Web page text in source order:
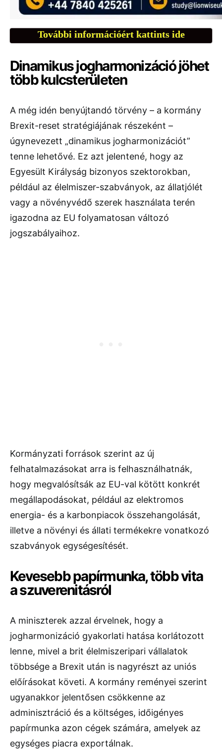
További információért kattints ide
Dinamikus jogharmonizáció jöhet
több kulcsterületen
A még idén benyújtandó törvény – a kormány
Brexit-reset stratégiájának részeként –
úgynevezett „dinamikus jogharmonizációt”
tenne lehetővé. Ez azt jelentené, hogy az
Egyesült Királyság bizonyos szektorokban,
például az élelmiszer-szabványok, az állatjólét
vagy a növényvédő szerek használata terén
igazodna az EU folyamatosan változó
jogszabályaihoz.
Kormányzati források szerint az új
felhatalmazásokat arra is felhasználhatnák,
hogy megvalósítsák az EU-val kötött konkrét
megállapodásokat, például az elektromos
energia- és a karbonpiacok összehangolását,
illetve a növényi és állati termékekre vonatkozó
szabványok egységesítését.
Kevesebb papírmunka, több vita
a szuverenitásról
A miniszterek azzal érvelnek, hogy a
jogharmonizáció gyakorlati hatása korlátozott
lenne, mivel a brit élelmiszeripari vállalatok
többsége a Brexit után is nagyrészt az uniós
előírásokat követi. A kormány reményei szerint
ugyanakkor jelentősen csökkenne az
adminisztráció és a költséges, időigényes
papírmunka azon cégek számára, amelyek az
egységes piacra exportálnak.